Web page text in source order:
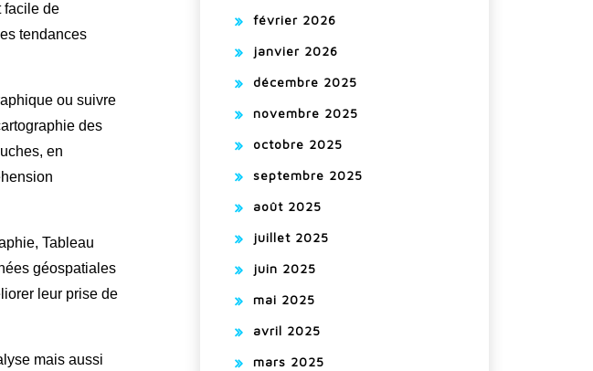
facile de
tendances
ou suivre
des
en
Tableau
géospatiales
leur prise de
mais aussi
février 2026
janvier 2026
décembre 2025
novembre 2025
octobre 2025
septembre 2025
août 2025
juillet 2025
juin 2025
mai 2025
avril 2025
mars 2025